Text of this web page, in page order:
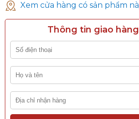
Xem cửa hàng có sản phẩm
Thông tin giao